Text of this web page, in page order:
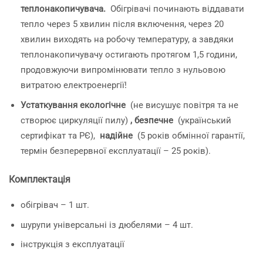
теплонакопичувача. Обігрівачі починають віддавати
тепло через 5 хвилин після включення, через 20
хвилин виходять на робочу температуру, а завдяки
теплонакопичувачу остигають протягом 1,5 години,
продовжуючи випромінювати тепло з нульовою
витратою електроенергії!
Устаткування екологічне (не висушує повітря та не
створює циркуляції пилу) , безпечне (український
сертифікат та РЄ), надійне (5 років обмінної гарантії,
термін безперервної експлуатації – 25 років).
Комплектація
обігрівач – 1 шт.
шурупи універсальні із дюбелями – 4 шт.
інструкція з експлуатації